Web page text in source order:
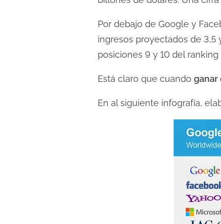
e
c
t
r
d
Por debajo de Google y
ingresos proyectados de
posiciones 9 y 10 del
Está claro que cuando ganar
En al siguiente infografía,